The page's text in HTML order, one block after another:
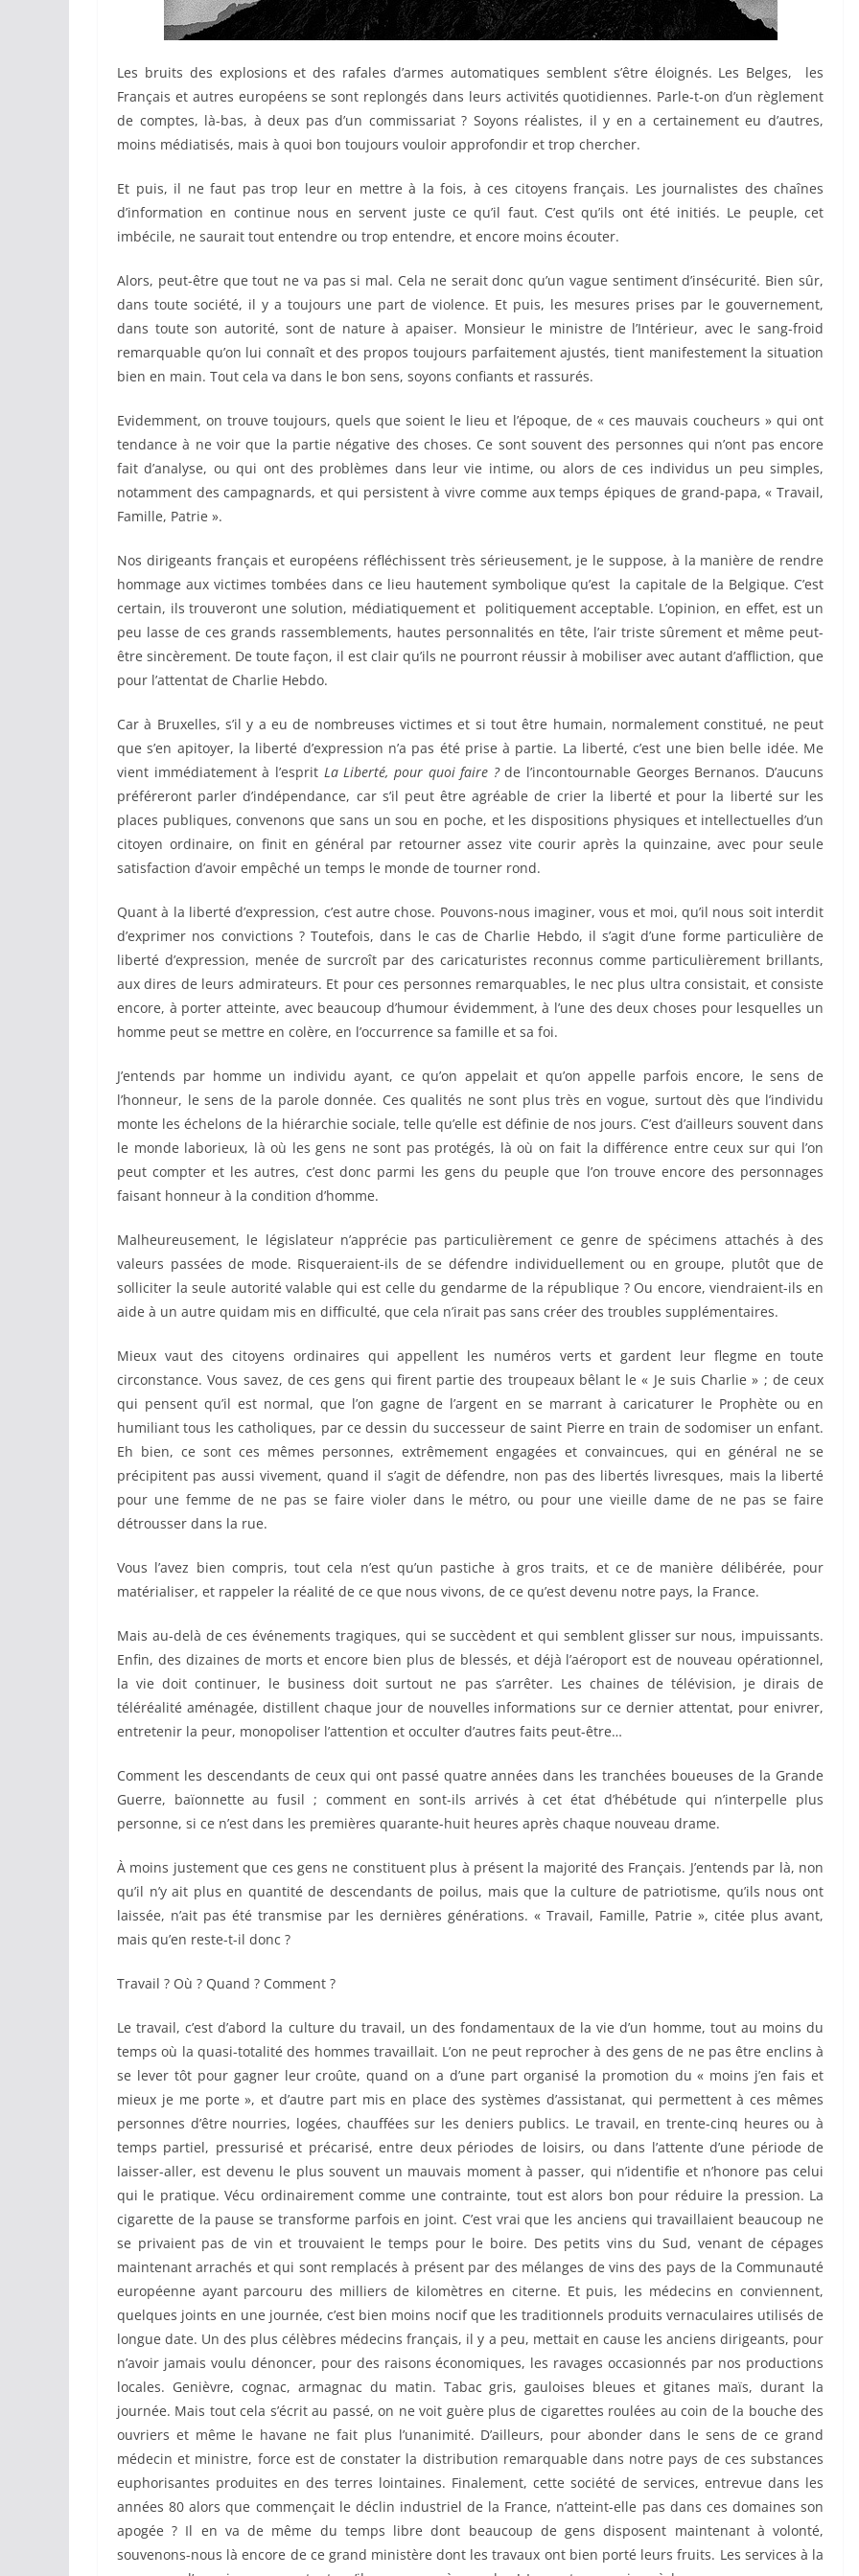
Les bruits des explosions et des rafales d’armes automatiques semblent s’être éloignés. Les Belges, les
Français et autres européens se sont replongés dans leurs activités quotidiennes. Parle-t-on d’un règlement
de comptes, là-bas, à deux pas d’un commissariat ? Soyons réalistes, il y en a certainement eu d’autres,
moins médiatisés, mais à quoi bon toujours vouloir approfondir et trop chercher.
Et puis, il ne faut pas trop leur en mettre à la fois, à ces citoyens français. Les journalistes des chaînes
d’information en continue nous en servent juste ce qu’il faut. C’est qu’ils ont été initiés. Le peuple, cet
imbécile, ne saurait tout entendre ou trop entendre, et encore moins écouter.
Alors, peut-être que tout ne va pas si mal. Cela ne serait donc qu’un vague sentiment d’insécurité. Bien sûr,
dans toute société, il y a toujours une part de violence. Et puis, les mesures prises par le gouvernement,
dans toute son autorité, sont de nature à apaiser. Monsieur le ministre de l’Intérieur, avec le sang-froid
remarquable qu’on lui connaît et des propos toujours parfaitement ajustés, tient manifestement la situation
bien en main. Tout cela va dans le bon sens, soyons confiants et rassurés.
Evidemment, on trouve toujours, quels que soient le lieu et l’époque, de « ces mauvais coucheurs » qui ont
tendance à ne voir que la partie négative des choses. Ce sont souvent des personnes qui n’ont pas encore
fait d’analyse, ou qui ont des problèmes dans leur vie intime, ou alors de ces individus un peu simples,
notamment des campagnards, et qui persistent à vivre comme aux temps épiques de grand-papa, « Travail,
Famille, Patrie ».
Nos dirigeants français et européens réfléchissent très sérieusement, je le suppose, à la manière de rendre
hommage aux victimes tombées dans ce lieu hautement symbolique qu’est la capitale de la Belgique. C’est
certain, ils trouveront une solution, médiatiquement et politiquement acceptable. L’opinion, en effet, est un
peu lasse de ces grands rassemblements, hautes personnalités en tête, l’air triste sûrement et même peut-
être sincèrement. De toute façon, il est clair qu’ils ne pourront réussir à mobiliser avec autant d’affliction, que
pour l’attentat de Charlie Hebdo.
Car à Bruxelles, s’il y a eu de nombreuses victimes et si tout être humain, normalement constitué, ne peut
que s’en apitoyer, la liberté d’expression n’a pas été prise à partie. La liberté, c’est une bien belle idée. Me
vient immédiatement à l’esprit La Liberté, pour quoi faire ?de l’incontournable Georges Bernanos. D’aucuns
préféreront parler d’indépendance, car s’il peut être agréable de crier la liberté et pour la liberté sur les
places publiques, convenons que sans un sou en poche, et les dispositions physiques et intellectuelles d’un
citoyen ordinaire, on finit en général par retourner assez vite courir après la quinzaine, avec pour seule
satisfaction d’avoir empêché un temps le monde de tourner rond.
Quant à la liberté d’expression, c’est autre chose. Pouvons-nous imaginer, vous et moi, qu’il nous soit interdit
d’exprimer nos convictions ? Toutefois, dans le cas de Charlie Hebdo, il s’agit d’une forme particulière de
liberté d’expression, menée de surcroît par des caricaturistes reconnus comme particulièrement brillants,
aux dires de leurs admirateurs. Et pour ces personnes remarquables, le nec plus ultra consistait, et consiste
encore, à porter atteinte, avec beaucoup d’humour évidemment, à l’une des deux choses pour lesquelles un
homme peut se mettre en colère, en l’occurrence sa famille et sa foi.
J’entends par homme un individu ayant, ce qu’on appelait et qu’on appelle parfois encore, le sens de
l’honneur, le sens de la parole donnée. Ces qualités ne sont plus très en vogue, surtout dès que l’individu
monte les échelons de la hiérarchie sociale, telle qu’elle est définie de nos jours. C’est d’ailleurs souvent dans
le monde laborieux, là où les gens ne sont pas protégés, là où on fait la différence entre ceux sur qui l’on
peut compter et les autres, c’est donc parmi les gens du peuple que l’on trouve encore des personnages
faisant honneur à la condition d’homme.
Malheureusement, le législateur n’apprécie pas particulièrement ce genre de spécimens attachés à des
valeurs passées de mode. Risqueraient-ils de se défendre individuellement ou en groupe, plutôt que de
solliciter la seule autorité valable qui est celle du gendarme de la république ? Ou encore, viendraient-ils en
aide à un autre quidam mis en difficulté, que cela n’irait pas sans créer des troubles supplémentaires.
Mieux vaut des citoyens ordinaires qui appellent les numéros verts et gardent leur flegme en toute
circonstance. Vous savez, de ces gens qui firent partie des troupeaux bêlant le « Je suis Charlie » ; de ceux
qui pensent qu’il est normal, que l’on gagne de l’argent en se marrant à caricaturer le Prophète ou en
humiliant tous les catholiques, par ce dessin du successeur de saint Pierre en train de sodomiser un enfant.
Eh bien, ce sont ces mêmes personnes, extrêmement engagées et convaincues, qui en général ne se
précipitent pas aussi vivement, quand il s’agit de défendre, non pas des libertés livresques, mais la liberté
pour une femme de ne pas se faire violer dans le métro, ou pour une vieille dame de ne pas se faire
détrousser dans la rue.
Vous l’avez bien compris, tout cela n’est qu’un pastiche à gros traits, et ce de manière délibérée, pour
matérialiser, et rappeler la réalité de ce que nous vivons, de ce qu’est devenu notre pays, la France.
Mais au-delà de ces événements tragiques, qui se succèdent et qui semblent glisser sur nous, impuissants.
Enfin, des dizaines de morts et encore bien plus de blessés, et déjà l’aéroport est de nouveau opérationnel,
la vie doit continuer, le business doit surtout ne pas s’arrêter. Les chaines de télévision, je dirais de
téléréalité aménagée, distillent chaque jour de nouvelles informations sur ce dernier attentat, pour enivrer,
entretenir la peur, monopoliser l’attention et occulter d’autres faits peut-être…
Comment les descendants de ceux qui ont passé quatre années dans les tranchées boueuses de la Grande
Guerre, baïonnette au fusil ; comment en sont-ils arrivés à cet état d’hébétude qui n’interpelle plus
personne, si ce n’est dans les premières quarante-huit heures après chaque nouveau drame.
À moins justement que ces gens ne constituent plus à présent la majorité des Français. J’entends par là, non
qu’il n’y ait plus en quantité de descendants de poilus, mais que la culture de patriotisme, qu’ils nous ont
laissée, n’ait pas été transmise par les dernières générations. « Travail, Famille, Patrie », citée plus avant,
mais qu’en reste-t-il donc ?
Travail ? Où ? Quand ? Comment ?
Le travail, c’est d’abord la culture du travail, un des fondamentaux de la vie d’un homme, tout au moins du
temps où la quasi-totalité des hommes travaillait. L’on ne peut reprocher à des gens de ne pas être enclins à
se lever tôt pour gagner leur croûte, quand on a d’une part organisé la promotion du « moins j’en fais et
mieux je me porte », et d’autre part mis en place des systèmes d’assistanat, qui permettent à ces mêmes
personnes d’être nourries, logées, chauffées sur les deniers publics. Le travail, en trente-cinq heures ou à
temps partiel, pressurisé et précarisé, entre deux périodes de loisirs, ou dans l’attente d’une période de
laisser-aller, est devenu le plus souvent un mauvais moment à passer, qui n’identifie et n’honore pas celui
qui le pratique. Vécu ordinairement comme une contrainte, tout est alors bon pour réduire la pression. La
cigarette de la pause se transforme parfois en joint. C’est vrai que les anciens qui travaillaient beaucoup ne
se privaient pas de vin et trouvaient le temps pour le boire. Des petits vins du Sud, venant de cépages
maintenant arrachés et qui sont remplacés à présent par des mélanges de vins des pays de la Communauté
européenne ayant parcouru des milliers de kilomètres en citerne. Et puis, les médecins en conviennent,
quelques joints en une journée, c’est bien moins nocif que les traditionnels produits vernaculaires utilisés de
longue date. Un des plus célèbres médecins français, il y a peu, mettait en cause les anciens dirigeants, pour
n’avoir jamais voulu dénoncer, pour des raisons économiques, les ravages occasionnés par nos productions
locales. Genièvre, cognac, armagnac du matin. Tabac gris, gauloises bleues et gitanes maïs, durant la
journée. Mais tout cela s’écrit au passé, on ne voit guère plus de cigarettes roulées au coin de la bouche des
ouvriers et même le havane ne fait plus l’unanimité. D’ailleurs, pour abonder dans le sens de ce grand
médecin et ministre, force est de constater la distribution remarquable dans notre pays de ces substances
euphorisantes produites en des terres lointaines. Finalement, cette société de services, entrevue dans les
années 80 alors que commençait le déclin industriel de la France, n’atteint-elle pas dans ces domaines son
apogée ? Il en va de même du temps libre dont beaucoup de gens disposent maintenant à volonté,
souvenons-nous là encore de ce grand ministère dont les travaux ont bien porté leurs fruits. Les services à la